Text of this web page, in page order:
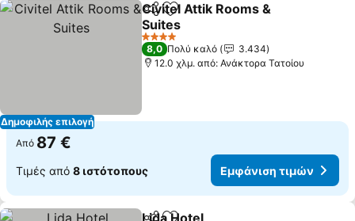
Δημοφιλής επιλογή
Κοινοποίηση
Προσθήκη στα αγαπημένα
Civitel Attik Rooms &
Suites
Εμφάνιση τιμών
4 Αστέρια
8,0 Πολύ καλό
3.434
12.0 χλμ. από: Ανάκτορα Τατοίου
Από 87 €
Τιμές από 8 ιστότοπους Εμφάνιση τιμών
Lida Hotel